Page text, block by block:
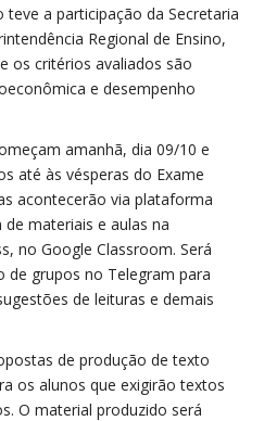
teve a participação da Secretaria
Regional de Ensino,
os critérios avaliados são
e desempenho
amanhã, dia 09/10 e
até às vésperas do Exame
acontecerão via plataforma
materiais e aulas na
no Google Classroom. Será
de grupos no Telegram para
de leituras e demais
de produção de texto
os alunos que exigirão textos
O material produzido será